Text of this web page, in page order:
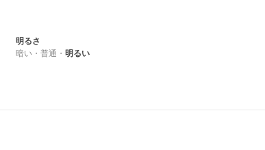
明るさ
暗い ・ 普通 ・ 明るい